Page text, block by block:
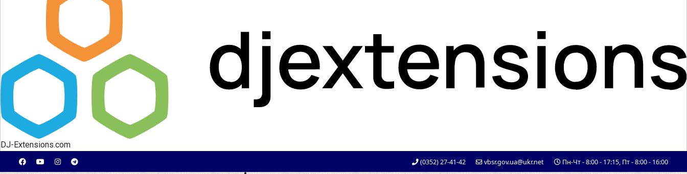
DJ-Extensions.com
(0352) 27-41-42 vbsr.gov.ua@ukr.net Пн-Чт - 8:00 - 17:15, Пт - 8:00 - 16:00